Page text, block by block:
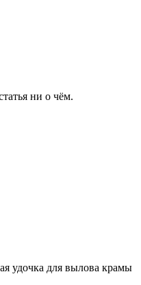
ни о чём.
удочка для вылова крамы